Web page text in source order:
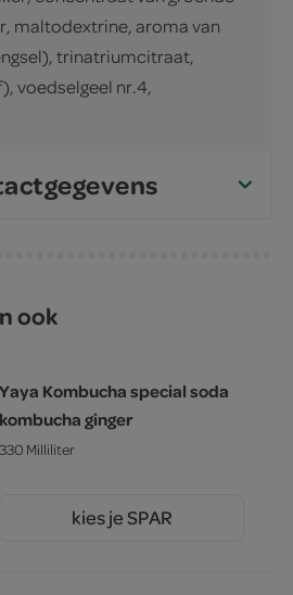
maltodextrine, aroma van
trinatriumcitraat,
voedselgeel nr.4,
ook
Yaya Kombucha special soda
kombucha ginger
330 Milliliter
kies je SPAR